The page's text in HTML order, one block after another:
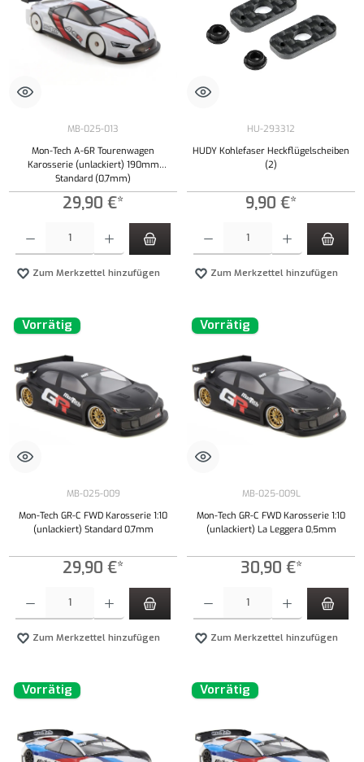
MB-025-013
Mon-Tech A-6R Tourenwagen
Karosserie (unlackiert) 190mm
Standard (0,7mm)
29,90 €*
Zum Merkzettel hinzufügen
HU-293312
HUDY Kohlefaser Heckflügelscheiben
(2)
9,90 €*
Zum Merkzettel hinzufügen
Vorrätig
MB-025-009
Mon-Tech GR-C FWD Karosserie 1:10
(unlackiert) Standard 0,7mm
29,90 €*
Zum Merkzettel hinzufügen
Vorrätig
MB-025-009L
Mon-Tech GR-C FWD Karosserie 1:10
(unlackiert) La Leggera 0,5mm
30,90 €*
Zum Merkzettel hinzufügen
Vorrätig Vorrätig